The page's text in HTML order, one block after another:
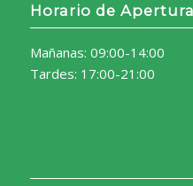
Horario de Apertura
Mañanas: 09:00-14:00
Tardes: 17:00-21:00